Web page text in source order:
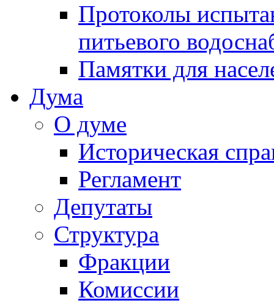
Протоколы
питьевого
Памятки для
Дума
О думе
Историческая
Регламент
Депутаты
Структура
Фракции
Комиссии